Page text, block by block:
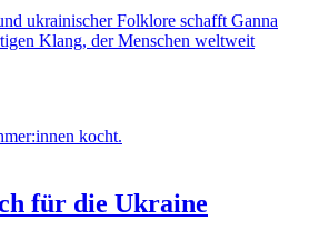
ukrainischer Folklore schafft Ganna
Klang, der Menschen weltweit
für die Ukraine